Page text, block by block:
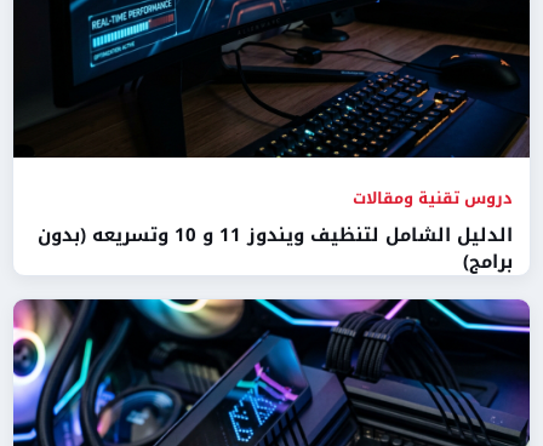
دروس تقنية ومقالات
الدليل الشامل لتنظيف ويندوز 11 و 10 وتسريعه (بدون
برامج)